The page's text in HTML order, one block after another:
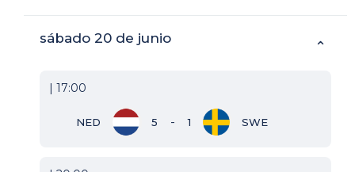
sábado 20 de junio ⌃
| 17:00
NED 5 - 1 SWE